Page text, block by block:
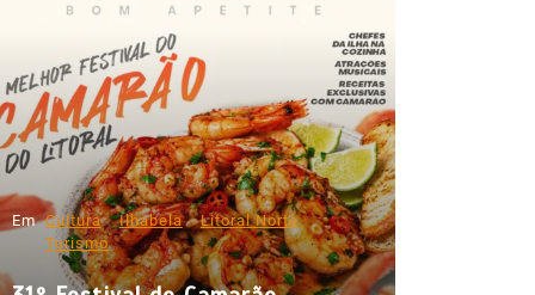
Em Cultura Ilhabela
Litoral Norte
Turismo